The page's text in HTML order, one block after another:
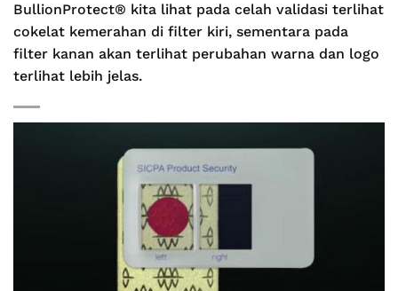
BullionProtect® kita lihat pada celah validasi terlihat
cokelat kemerahan di filter kiri, sementara pada
filter kanan akan terlihat perubahan warna dan logo
terlihat lebih jelas.